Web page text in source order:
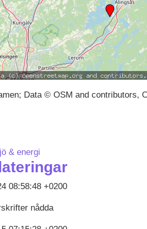
Data © OSM and contributors,
& energi
08:58:48 +0200
nådda